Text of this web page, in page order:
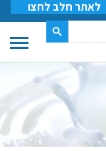
לאתר חלב לחצו